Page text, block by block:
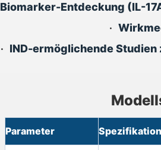
Biomarker-Entdeckung (IL-
•
• IND-ermöglichende
Parameter Spezifikation